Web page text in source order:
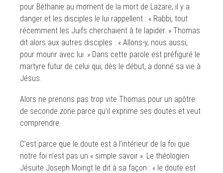
pour Béthanie au moment de la mort de Lazare, il y a
danger et les disciples le lui rappellent : « Rabbi, tout
récemment les Juifs cherchaient à te lapider. » Thomas
dit alors aux autres disciples : « Allons-y, nous aussi,
pour mourir avec lui. » Dans cette parole est préfiguré le
martyre futur de celui qui, dès le début, a donné sa vie à
Jésus.
Alors ne prenons pas trop vite Thomas pour un apôtre
de seconde zone parce qu’il exprime ses doutes et veut
comprendre.
C’est parce que le doute est à l’intérieur de la foi que
notre foi n’est pas un « simple savoir ». Le théologien
Jésuite Joseph Moingt le dit à sa façon : « le doute est